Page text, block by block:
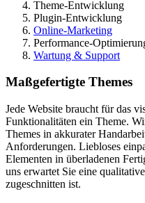
Theme-Entwicklung
Plugin-Entwicklung
Online-Marketing
Performance-
Wartung & Support
Maßgefertigte Themes
Jede Website braucht für das
Funktionalitäten ein Theme.
Themes in akkurater
Anforderungen. Liebloses
Elementen in überladenen
uns erwartet Sie eine
zugeschnitten ist.